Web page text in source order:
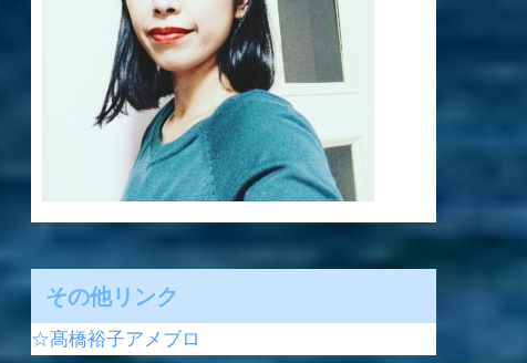
その他リンク
☆髙橋裕子アメブロ